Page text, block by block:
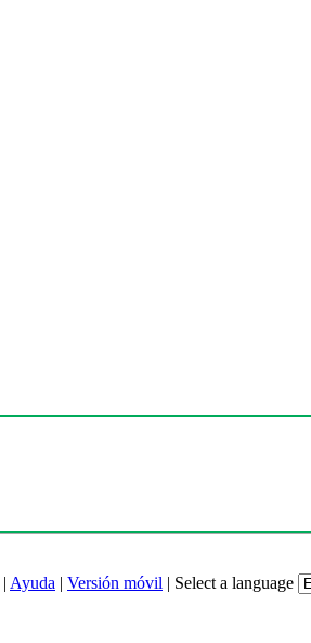
| Ayuda | Versión móvil | Select a language